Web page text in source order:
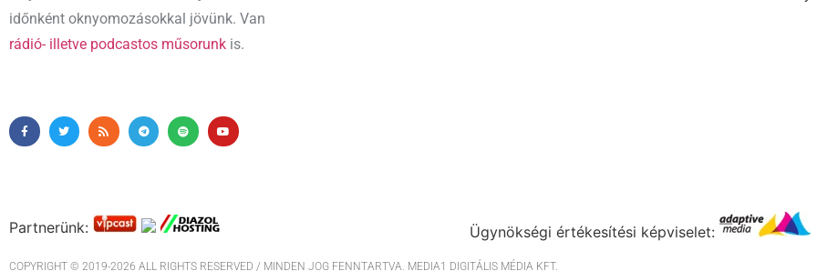
időnként oknyomozásokkal jövünk. Van
rádió- illetve podcastos műsorunk is.
Partnerünk: Ügynökségi értékesítési képviselet:
COPYRIGHT © 2019-2026 ALL RIGHTS RESERVED / MINDEN JOG FENNTARTVA. MEDIA1 DIGITÁLIS MÉDIA KFT.